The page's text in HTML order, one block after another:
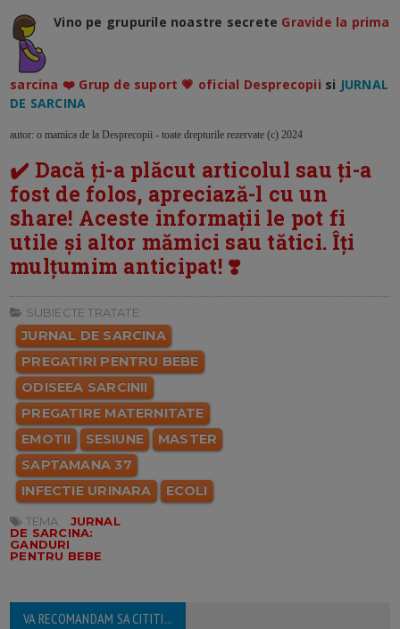
Vino pe grupurile noastre secrete Gravide la prima
sarcina ❤️ Grup de suport 💗 oficial Desprecopii si JURNAL
DE SARCINA
autor: o mamica de la Desprecopii - toate drepturile rezervate (c) 2024
✔️ Dacă ți-a plăcut articolul sau ți-a
fost de folos, apreciază-l cu un
share! Aceste informații le pot fi
utile și altor mămici sau tătici. Îți
mulțumim anticipat! ❣️
SUBIECTE TRATATE:
JURNAL DE SARCINA
PREGATIRI PENTRU BEBE
ODISEEA SARCINII
PREGATIRE MATERNITATE
EMOTII
SESIUNE
MASTER
SAPTAMANA 37
INFECTIE URINARA
ECOLI
TEMA:
JURNAL
DE SARCINA:
GANDURI
PENTRU BEBE
VA RECOMANDAM SA CITITI...